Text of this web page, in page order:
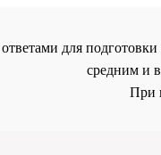
для
средним и
При